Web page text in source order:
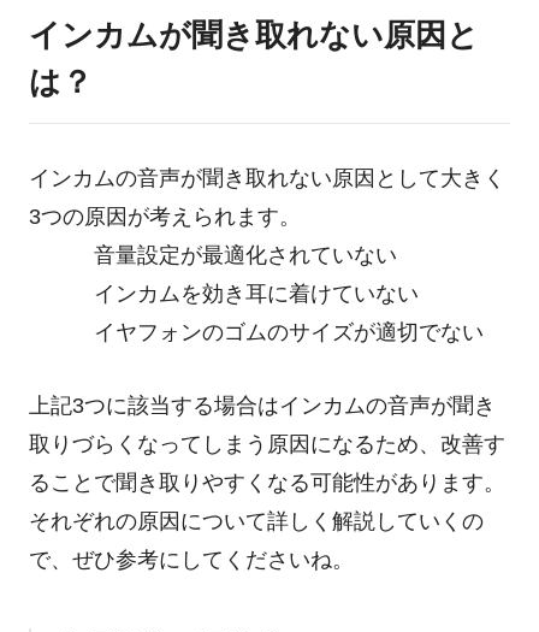
インカムが聞き取れない原因と
は？
インカムの音声が聞き取れない原因として大きく
3つの原因が考えられます。
音量設定が最適化されていない
インカムを効き耳に着けていない
イヤフォンのゴムのサイズが適切でない
上記3つに該当する場合はインカムの音声が聞き
取りづらくなってしまう原因になるため、改善す
ることで聞き取りやすくなる可能性があります。
それぞれの原因について詳しく解説していくの
で、ぜひ参考にしてくださいね。